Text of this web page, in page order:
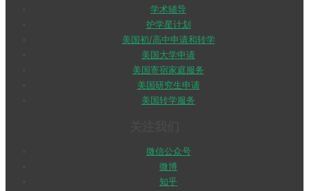
学术辅导
护学星计划
美国初/高中申请和转学
美国大学申请
美国寄宿家庭服务
美国研究生申请
美国转学服务
微信公众号
微博
知乎